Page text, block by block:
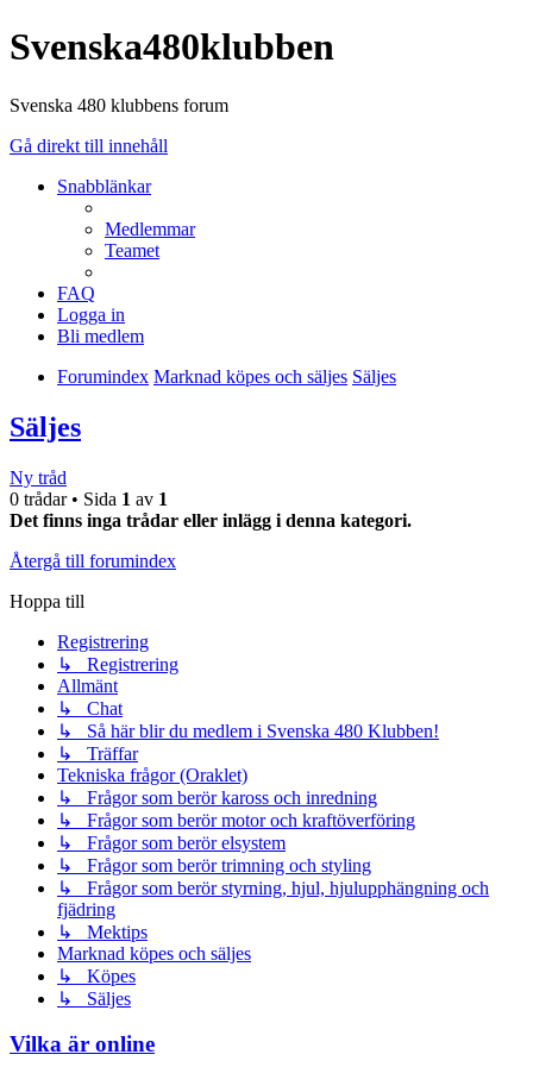
Svenska480klubben
Svenska 480 klubbens forum
Gå direkt till innehåll
Snabblänkar
Medlemmar
Teamet
FAQ
Logga in
Bli medlem
Forumindex Marknad köpes och säljes Säljes
Säljes
Ny tråd
0 trådar • Sida 1 av 1
Det finns inga trådar eller inlägg i denna kategori.
Återgå till forumindex
Hoppa till
Registrering
↳ Registrering
Allmänt
↳ Chat
↳ Så här blir du medlem i Svenska 480 Klubben!
↳ Träffar
Tekniska frågor (Oraklet)
↳ Frågor som berör kaross och inredning
↳ Frågor som berör motor och kraftöverföring
↳ Frågor som berör elsystem
↳ Frågor som berör trimning och styling
↳ Frågor som berör styrning, hjul, hjulupphängning och
fjädring
↳ Mektips
Marknad köpes och säljes
↳ Köpes
↳ Säljes
Vilka är online